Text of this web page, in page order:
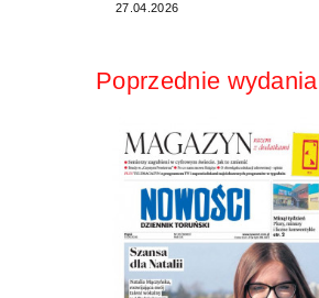
27.04.2026
Poprzednie wydania